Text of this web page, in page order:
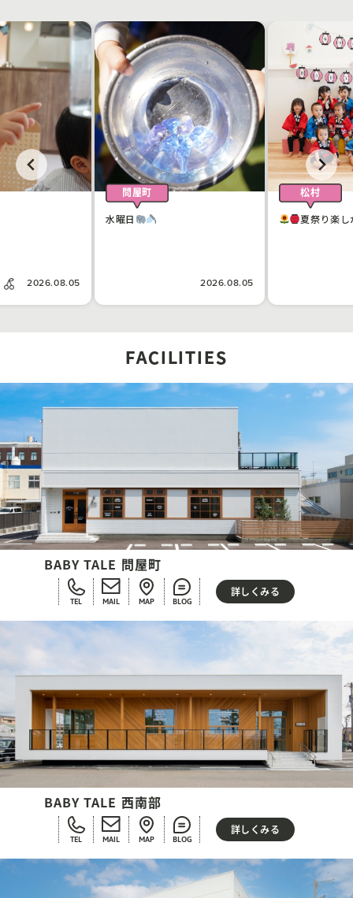
2026.08.05
問屋町
水曜日
2026.08.05
松村
夏祭り楽し
FACILITIES
BABY TALE 問屋町
TEL MAIL MAP BLOG
詳しくみる
BABY TALE 西南部
TEL MAIL MAP BLOG
詳しくみる